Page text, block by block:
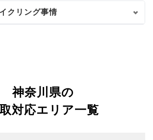
クリング事情
神奈川県の
対応エリア一覧